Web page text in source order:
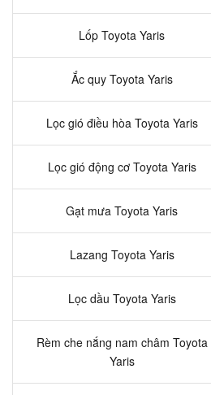
Lốp Toyota Yaris
Ắc quy Toyota Yaris
Lọc gió điều hòa Toyota Yaris
Lọc gió động cơ Toyota Yaris
Gạt mưa Toyota Yaris
Lazang Toyota Yaris
Lọc dầu Toyota Yaris
Rèm che nắng nam châm Toyota
Yaris